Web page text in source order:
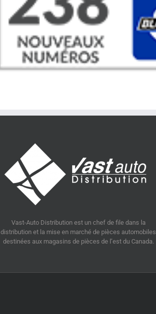
Vast-Auto Distribution est un chef de file dans la
distribution et la mise en marché de pièces automobiles
destinées aux magasins de pièces de l’est du Canada.